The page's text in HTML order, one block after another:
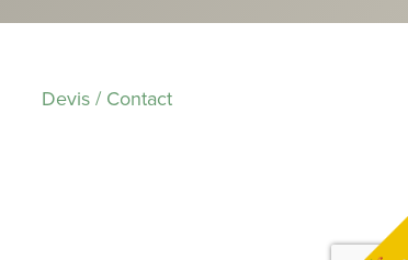
Devis / Contact